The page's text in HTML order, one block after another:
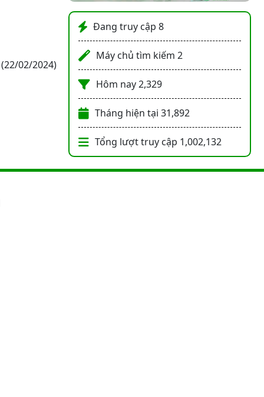
(22/02/2024)
Đang truy cập 8
Máy chủ tìm kiếm 2
Hôm nay2,329
Tháng hiện tại 31,892
Tổng lượt truy cập 1,002,132